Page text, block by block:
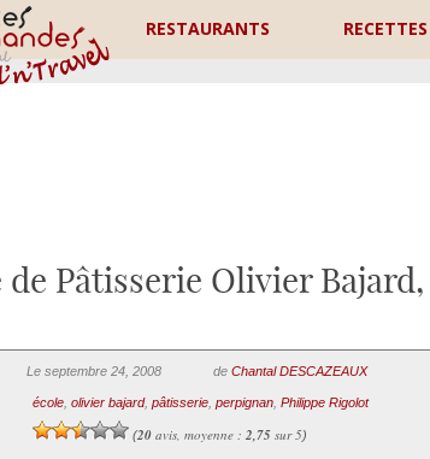
RESTAURANTS RECETTES
de Pâtisserie Olivier
Le septembre 24, 2008 de Chantal DESCAZEAUX
école, olivier bajard, pâtisserie, perpignan, Philippe Rigolot
(20avis, moyenne : 2,75sur 5)